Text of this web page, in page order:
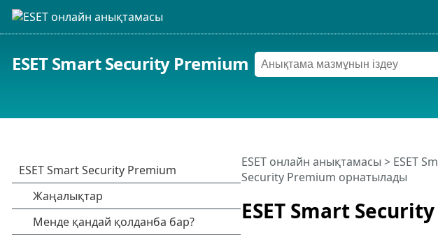
ESET Smart Security Premium
ESET Smart
ESET онлайн анықтамасы > ESET
Security Premium орнатылады